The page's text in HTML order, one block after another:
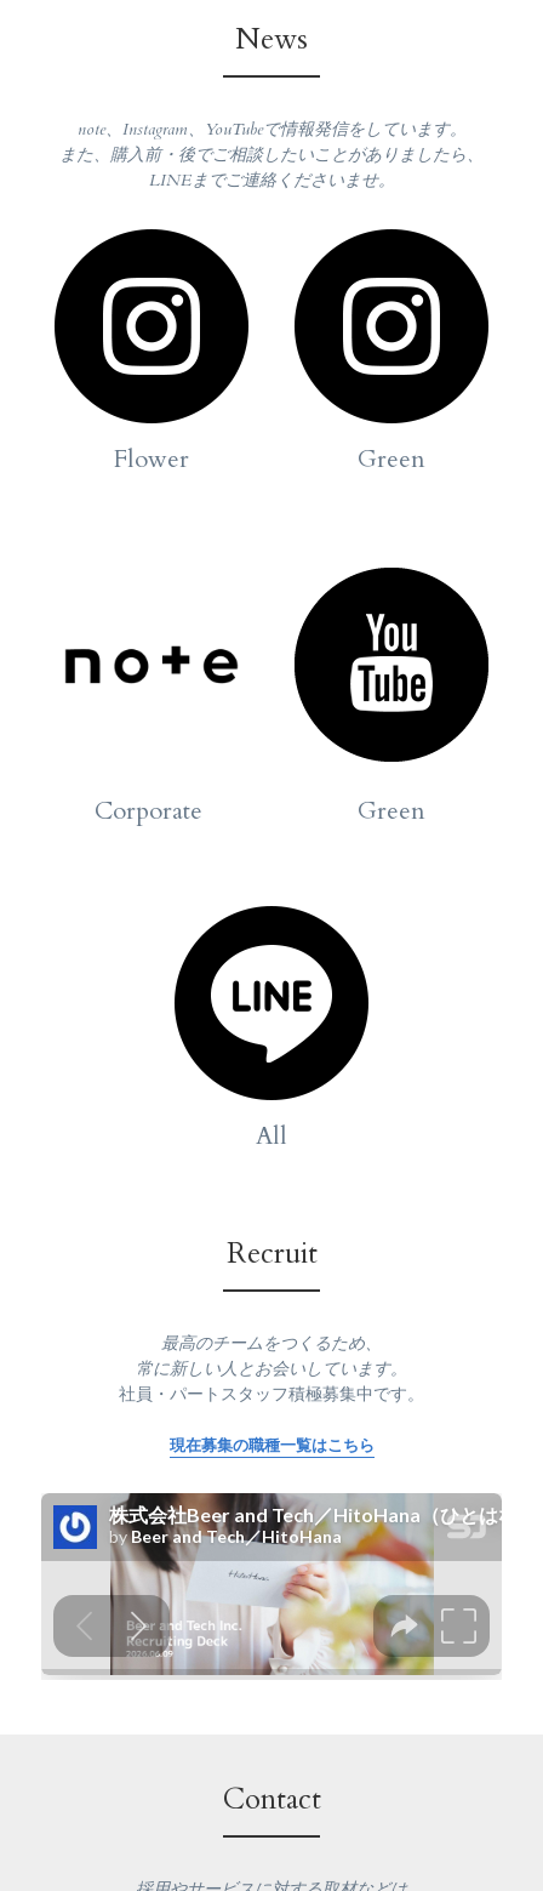
News
note、Instagram、YouTubeで情報発信をしています。
また、購入前・後でご相談したいことがありましたら、
LINEまでご連絡くださいませ。
Flower Green
Corporate Green
All
Recruit
最高のチームをつくるため、
常に新しい人とお会いしています。
社員・パートスタッフ積極募集中です。
現在募集の職種一覧はこちら
Contact